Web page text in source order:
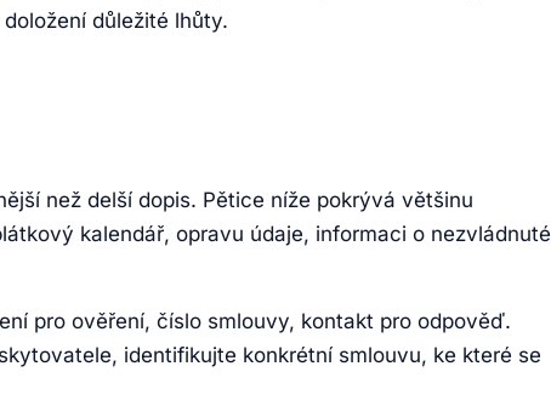
důležité lhůty.
než delší dopis. Pětice níže pokrývá většinu
kalendář, opravu údaje, informaci o nezvládnuté
pro ověření, číslo smlouvy, kontakt pro odpověď.
identifikujte konkrétní smlouvu, ke které se